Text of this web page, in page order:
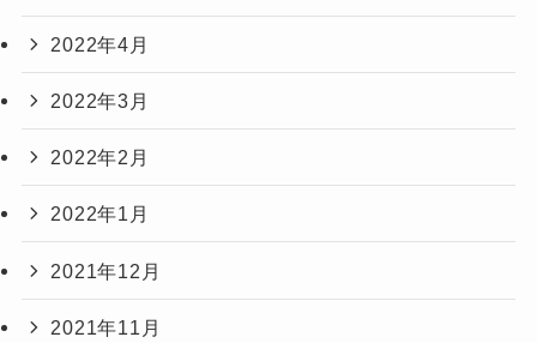
2022年4月
2022年3月
2022年2月
2022年1月
2021年12月
2021年11月